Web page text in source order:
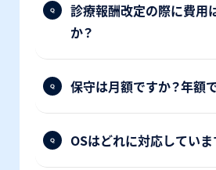
診療報酬改定の際に費用
か？
保守は月額ですか？年額
OSはどれに対応していま